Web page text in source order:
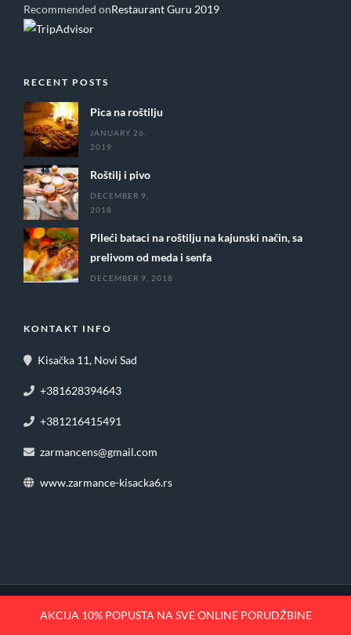
Recommended onRestaurant Guru 2019
RECENT POSTS
Pica na roštilju
JANUARY 26,
2019
Roštilj i pivo
DECEMBER 9,
2018
Pileći bataci na roštilju na kajunski način, sa
prelivom od meda i senfa
DECEMBER 9, 2018
KONTAKT INFO
Kisačka 11, Novi Sad
+381628394643
+381216415491
zarmancens@gmail.com
www.zarmance-kisacka6.rs
AKCIJA 10% POPUSTA NA SVE ONLINE PORUDŽBINE